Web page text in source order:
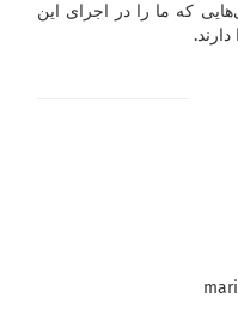
که ما را در اجرای این